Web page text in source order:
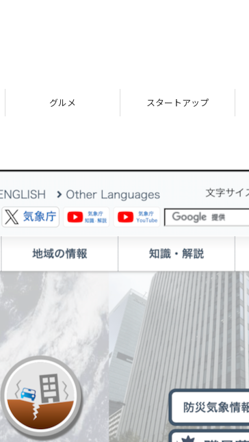
グルメ スタートアップ